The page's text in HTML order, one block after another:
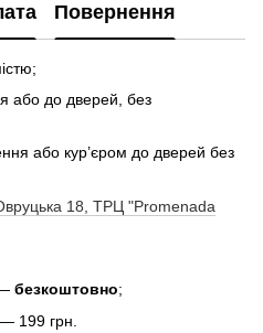
Повернення
або до дверей, без
або кур’єром до дверей без
18, ТРЦ "Promenada
безкоштовно;
199 грн.